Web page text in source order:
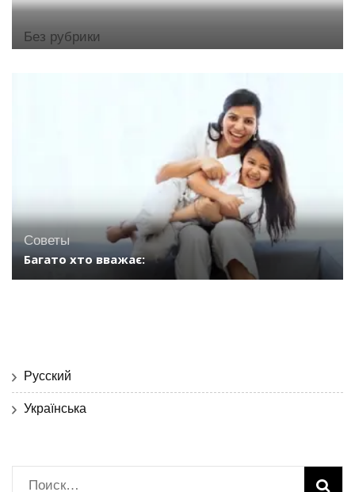
Без рубрики
Советы
Багато хто вважає:
Русский
Українська
Найти: